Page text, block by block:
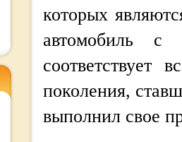
которых
автомобиль с
соответствует
поколения,
выполнил свое